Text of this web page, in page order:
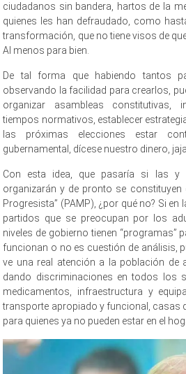
ciudadanos sin bandera, hartos de la
quienes les han defraudado, como
transformación, que no tiene visos de
Al menos para bien.
De tal forma que habiendo tantos
observando la facilidad para crearlos,
organizar asambleas constitutivas,
tiempos normativos, establecer
las próximas elecciones estar
gubernamental, dícese nuestro dinero,
Con esta idea, que pasaría si las y
organizarán y de pronto se constituyen
Progresista” (PAMP), ¿por qué no? Si
partidos que se preocupan por los
niveles de gobierno tienen “programas”
funcionan o no es cuestión de análisis,
ve una real atención a la población de
dando discriminaciones en todos los
medicamentos, infraestructura y
transporte apropiado y funcional, casas
para quienes ya no pueden estar en el